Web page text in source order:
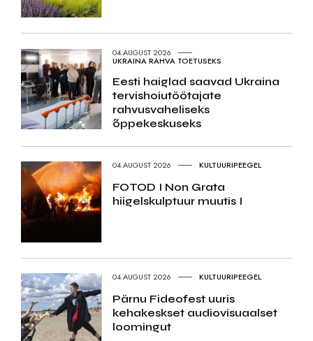
04.AUGUST 2026
UKRAINA RAHVA TOETUSEKS
Eesti haiglad saavad Ukraina
tervishoiutöötajate
rahvusvaheliseks
õppekeskuseks
04.AUGUST 2026 KULTUURIPEEGEL
FOTOD I Non Grata
hiigelskulptuur muutis I
04.AUGUST 2026 KULTUURIPEEGEL
Pärnu Fideofest uuris
kehakeskset audiovisuaalset
loomingut